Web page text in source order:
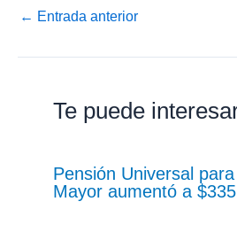
← Entrada anterior
Te puede
Pensión Universal
Mayor aumentó a